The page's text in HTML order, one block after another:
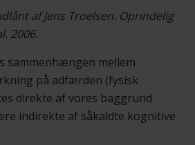
af Jens Troelsen. Oprindelig
2006.
sammenhængen mellem
på adfærden (fysisk
direkte af vores baggrund
indirekte af såkaldte kognitive